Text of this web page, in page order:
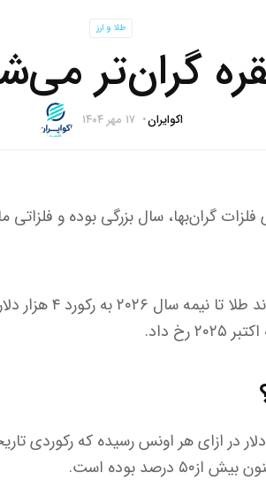
طلا و ارز
گران‌تر
اکوایران ۱۷ مهر ۱۴۰۴
اکوایران، سال ۲۰۲۵ برای فلزات گران‌بها، سال بزرگی
بسیاری از
داد.
حال حاضر به قیمت ۴ هزار دلار در ازای هر اونس رسیده